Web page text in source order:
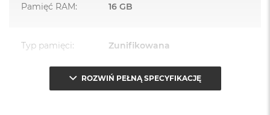
PASUJE WSZĘDZIE– Ten zaskakująco smukły, dostępny w
ozdobą, gdziekolwiek się pojawi.
zrobisz więcej szybciej. Bawisz się czy pracujesz, edytujesz
Pamięć RAM: 16 GB
Typ pamięci: Zunifikowana
Przepustowość
120 GB/s
ROZWIŃ PEŁNĄ SPECYFIKACJĘ